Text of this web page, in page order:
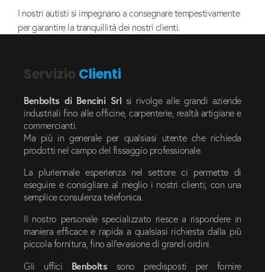
I nostri autisti si impegnano a consegnare tempestivamente
per garantire la tranquillità dei nostri clienti.
Servizio Clienti
Benbolts di Bencini Srl si rivolge alle grandi aziende
industriali fino alle officine, carpenterie, realtà artigiane e
commercianti.
Ma più in generale per qualsiasi utente che richieda
prodotti nel campo del fissaggio professionale.
La pluriennale esperienza nel settore ci permette di
eseguire e consigliare al meglio i nostri clienti; con una
semplice consulenza telefonica.
Il nostro personale specializzato riesce a rispondere in
maniera efficace e rapida a qualsiasi richiesta dalla più
piccola fornitura, fino all’evasione di grandi ordini.
Gli uffici Benboltssono predisposti per fornire